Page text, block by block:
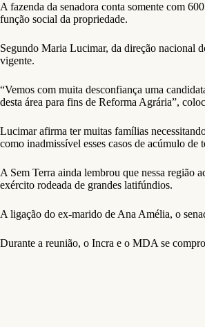
A fazenda da senadora conta somente com
função social da propriedade.
Segundo Maria Lucimar, da direção nacional
vigente.
“Vemos com muita desconfiança uma
desta área para fins de Reforma Agrária”,
Lucimar afirma ter muitas famílias
como inadmissível esses casos de acúmulo de
A Sem Terra ainda lembrou que nessa região
exército rodeada de grandes latifúndios.
A ligação do ex-marido de Ana Amélia, o
Durante a reunião, o Incra e o MDA se